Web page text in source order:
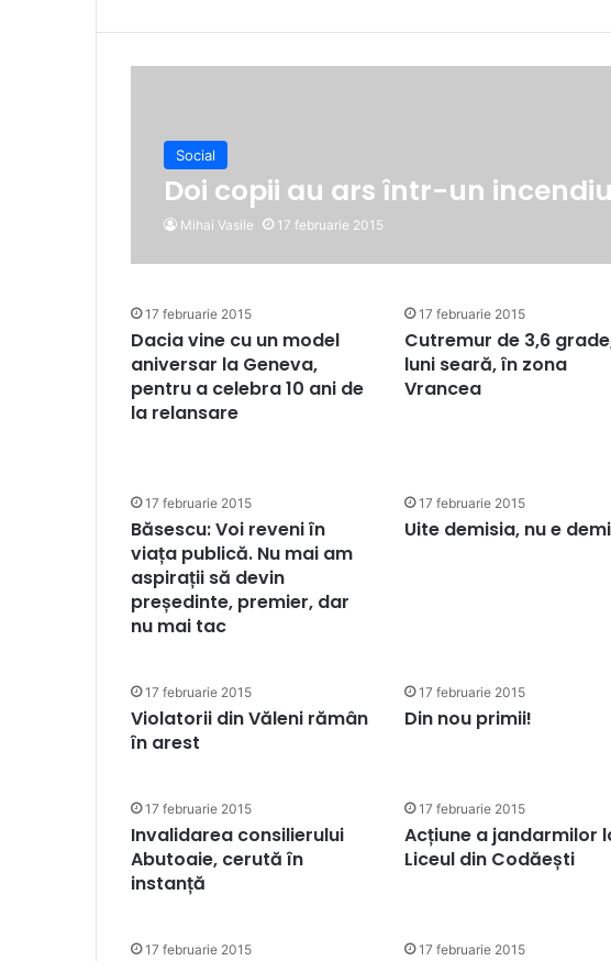
Social
Doi copii au ars într-un incendiu
Mihai Vasile 17 februarie 2015
17 februarie 2015
Dacia vine cu un model
aniversar la Geneva,
pentru a celebra 10 ani de
la relansare
17 februarie 2015
Cutremur de 3,6
luni seară, în zona
Vrancea
17 februarie 2015
Băsescu: Voi reveni în
viața publică. Nu mai am
aspirații să devin
președinte, premier, dar
nu mai tac
17 februarie 2015
Uite demisia, nu e
17 februarie 2015
Violatorii din Văleni rămân
în arest
17 februarie 2015
Din nou primii!
17 februarie 2015
Invalidarea consilierului
Abutoaie, cerută în
instanță
17 februarie 2015
Acțiune a jandarmilor
Liceul din Codăești
17 februarie 2015 17 februarie 2015